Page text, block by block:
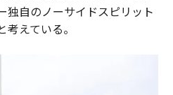
独自のノーサイドスピリット
えている。